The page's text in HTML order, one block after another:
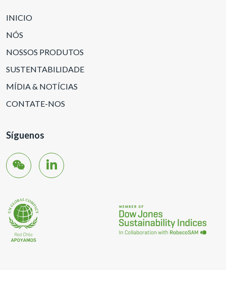
INICIO
NÓS
NOSSOS PRODUTOS
SUSTENTABILIDADE
MÍDIA & NOTÍCIAS
CONTATE-NOS
Síguenos